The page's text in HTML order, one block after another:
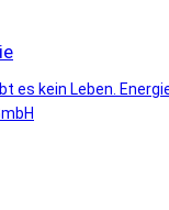
es kein Leben.